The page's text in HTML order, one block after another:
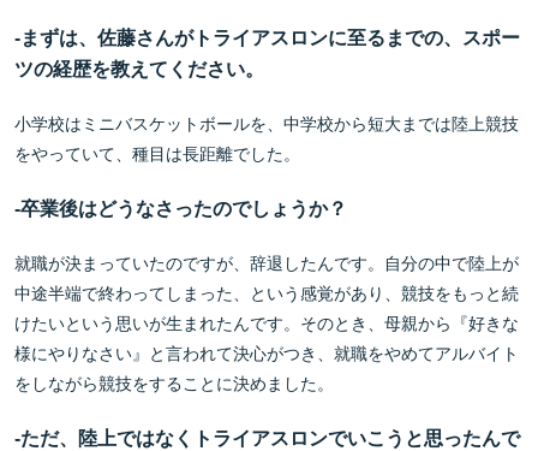
-まずは、佐藤さんがトライアスロンに至るまでの、スポー
ツの経歴を教えてください。
小学校はミニバスケットボールを、中学校から短大までは陸上競技
をやっていて、種目は長距離でした。
-卒業後はどうなさったのでしょうか？
就職が決まっていたのですが、辞退したんです。自分の中で陸上が
中途半端で終わってしまった、という感覚があり、競技をもっと続
けたいという思いが生まれたんです。そのとき、母親から『好きな
様にやりなさい』と言われて決心がつき、就職をやめてアルバイト
をしながら競技をすることに決めました。
-ただ、陸上ではなくトライアスロンでいこうと思ったんで